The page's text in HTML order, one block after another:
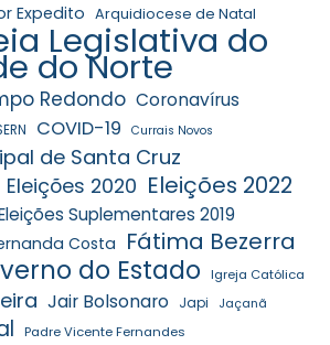
Expedito Arquidiocese de Natal
Legislativa do
do Norte
Redondo Coronavírus
COVID-19 Currais Novos
de Santa Cruz
Eleições 2020 Eleições 2022
Suplementares 2019
Costa Fátima Bezerra
do Estado Igreja Católica
Jair Bolsonaro Japi Jaçanã
Padre Vicente Fernandes